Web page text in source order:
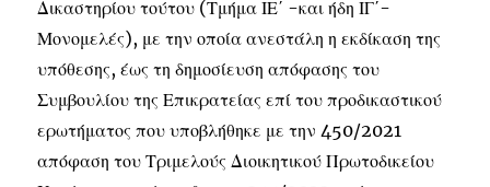
Δικαστηρίου τούτου (Τμήμα ΙΕ΄ -και ήδη ΙΓ΄-
Μονομελές), με την οποία ανεστάλη η εκδίκαση της
υπόθεσης, έως τη δημοσίευση απόφασης του
Συμβουλίου της Επικρατείας επί του προδικαστικού
ερωτήματος που υποβλήθηκε με την 450/2021
απόφαση του Τριμελούς Διοικητικού Πρωτοδικείου